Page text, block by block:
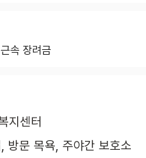
속 장려금
지센터
방문 목욕, 주야간 보호소